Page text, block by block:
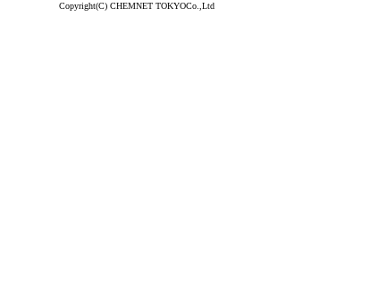
Copyright(C) CHEMNET TOKYOCo.,Ltd